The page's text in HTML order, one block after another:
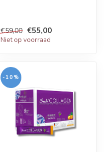
€59,00 €55,00
Niet op voorraad
-10%